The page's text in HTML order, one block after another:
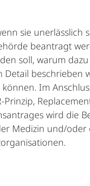
sie unerlässlich
beantragt
soll, warum
Im
wird die
Medizin und/